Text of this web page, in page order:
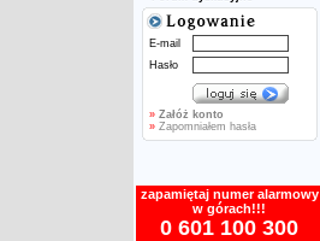
E-mail
Hasło
» Załóż konto
»Zapomniałem hasła
zapamiętaj numer alarmowy
w górach!!!
0 601 100 300